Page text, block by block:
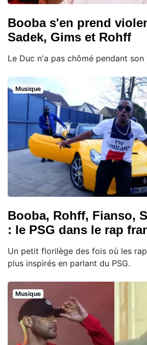
Booba s'en prend
Sadek, Gims et Rohff
Le Duc n'a pas chômé pendant son
Musique
Booba, Rohff, Fianso,
: le PSG dans le rap
Un petit florilège des fois où les
plus inspirés en parlant du PSG.
Musique